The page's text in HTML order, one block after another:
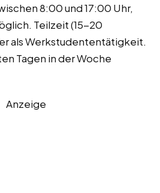
8:00 und 17:00 Uhr,
Teilzeit (15-20
als Werkstudententätigkeit.
Tagen in der Woche
Anzeige